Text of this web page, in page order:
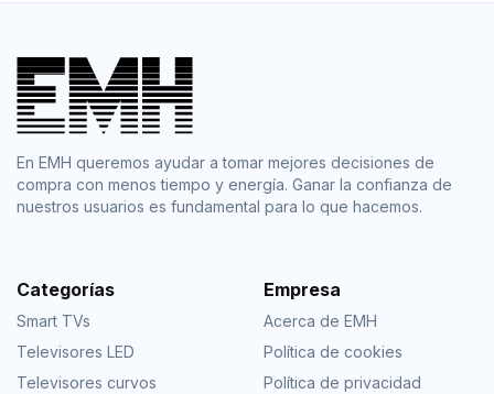
En EMH queremos ayudar a tomar mejores decisiones de
compra con menos tiempo y energía. Ganar la confianza de
nuestros usuarios es fundamental para lo que hacemos.
Categorías
Smart TVs
Televisores LED
Televisores curvos
Empresa
Acerca de EMH
Política de cookies
Política de privacidad